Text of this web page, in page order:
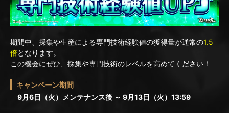
期間中、採集や生産による専門技術経験値の獲得量が通常の1.5
倍となります。
この機会にぜひ、採集や専門技術のレベルを高めてください！
キャンペーン期間
9月6日（火）メンテナンス後 ～ 9月13日（火）13:59